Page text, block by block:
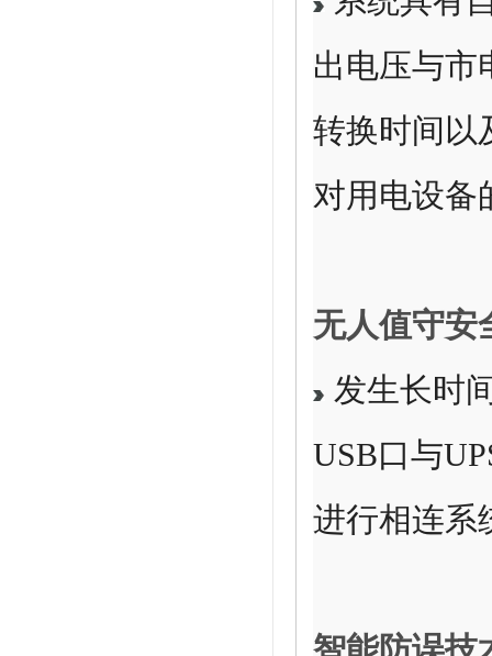
出电压与市
转换时间以
对用电设备
无人值守安
发生长时
USB口与
进行相连系